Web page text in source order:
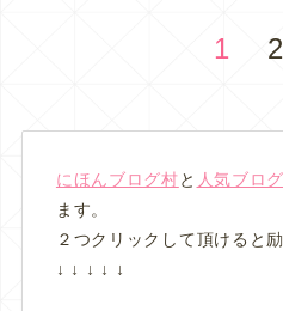
1 2
にほんブログ村と 人気ブロ
ます。
２つクリックして頂けると
↓ ↓ ↓ ↓ ↓